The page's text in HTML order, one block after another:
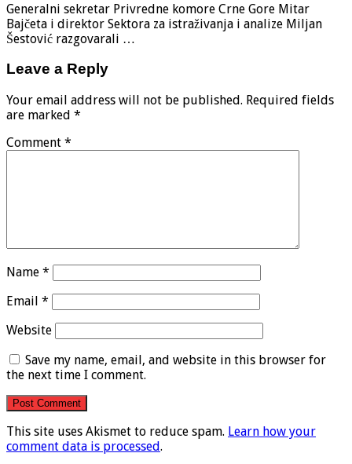
Generalni sekretar Privredne komore Crne Gore Mitar
Bajčeta i direktor Sektora za istraživanja i analize Miljan
Šestović razgovarali …
Leave a Reply
Your email address will not be published. Required fields
are marked *
Comment *
Name *
Email *
Website
Save my name, email, and website in this browser for
the next time I comment.
This site uses Akismet to reduce spam. Learn how your
comment data is processed.